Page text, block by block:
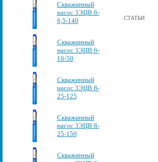
Скважинный
насос 3ЭЦВ 6-
6,5-140
Скважинный
насос 3ЭЦВ 6-
16-50
Скважинный
насос 3ЭЦВ 8-
25-125
Скважинный
насос 3ЭЦВ 8-
25-150
Скважинный
СТАТЬИ